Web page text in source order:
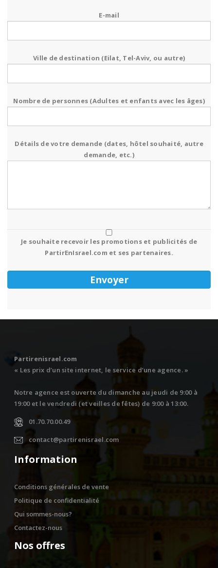
E-mail
Ville de destination (Eilat, Tel-Aviv, ou autre)
Nombre de personnes (Adultes et enfants avec les âges)
Détails de votre demande (dates, hôtel souhaité, autre
demande, etc.)
Je souhaite recevoir les promotions et publicités de
PartirEnIsrael.com et ses partenaires.
Partirenisrael.com
« Les prix d’un site internet, le service d’une agence. »
Notre agence est ouverte du dimanche au jeudi de 9:00 à
19:00 et le vendredi (et veilles de fêtes) de 9:00 à 13:00.
01.70.70.00.49
contact@partirenisrael.com
Information
Conditions générales de vente
Politique de confidentialité
Qui sommes-nous?
Contactez-nous
Nos offres